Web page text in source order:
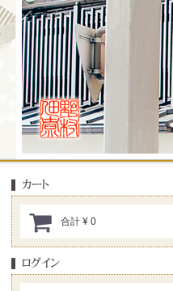
合計 ¥ 0